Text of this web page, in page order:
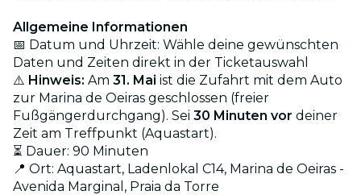
Allgemeine Informationen
📅 Datum und Uhrzeit: Wähle deine gewünschten
Daten und Zeiten direkt in der Ticketauswahl
⚠️ Hinweis: Am 31. Mai ist die Zufahrt mit dem Auto
zur Marina de Oeiras geschlossen (freier
Fußgängerdurchgang). Sei 30 Minuten vor deiner
Zeit am Treffpunkt (Aquastart).
⏳ Dauer: 90 Minuten
📍 Ort: Aquastart, Ladenlokal C14, Marina de Oeiras -
Avenida Marginal, Praia da Torre